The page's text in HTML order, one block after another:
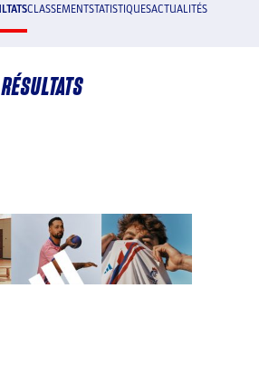
CLASSEMENTSTATISTIQUESACTUALITÉS